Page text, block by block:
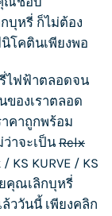
บุหรี่ ก็ไม่ต้อง
โคตินเพียงพอ
ไฟฟ้าตลอดจน
ของเราตลอด
าคาถูกพร้อม
ว่าจะเป็น Relx
/ KS KURVE / KS
คุณเลิกบุหรี่
ววันนี้ เพียงคลิก